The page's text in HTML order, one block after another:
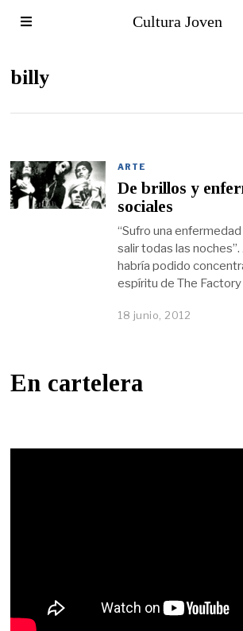
Cultura Joven
billy
ARTE
De brillos y
sociales
“Sufro una
salir todas las
habría podido
espíritu de The Factory
18 junio, 2012
En cartelera